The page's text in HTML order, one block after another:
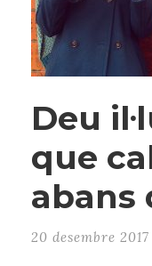
Deu
que
abans
20 desembre 2017